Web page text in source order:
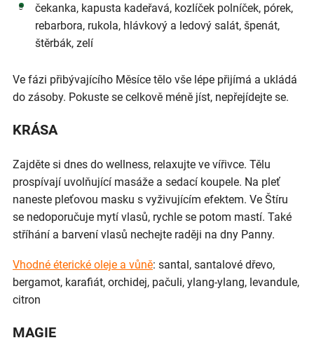
čekanka, kapusta kadeřavá, kozlíček polníček, pórek,
rebarbora, rukola, hlávkový a ledový salát, špenát,
štěrbák, zelí
Ve fázi přibývajícího Měsíce tělo vše lépe přijímá a ukládá
do zásoby. Pokuste se celkově méně jíst, nepřejídejte se.
KRÁSA
Zajděte si dnes do wellness, relaxujte ve vířivce. Tělu
prospívají uvolňující masáže a sedací koupele. Na pleť
naneste pleťovou masku s vyživujícím efektem. Ve Štíru
se nedoporučuje mytí vlasů, rychle se potom mastí. Také
stříhání a barvení vlasů nechejte raději na dny Panny.
Vhodné éterické oleje a vůně: santal, santalové dřevo,
bergamot, karafiát, orchidej, pačuli, ylang-ylang, levandule,
citron
MAGIE